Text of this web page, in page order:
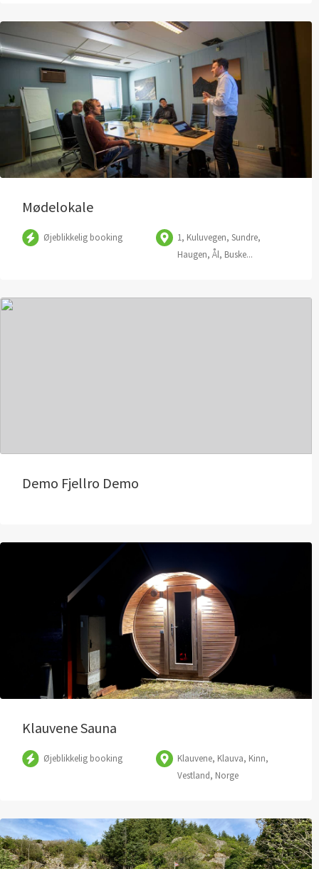
Mødelokale
Øjeblikkelig booking
1, Kuluvegen, Sundre,
Haugen, Ål, Buske...
Demo Fjellro Demo
Klauvene Sauna
Øjeblikkelig booking
Klauvene, Klauva, Kinn,
Vestland, Norge